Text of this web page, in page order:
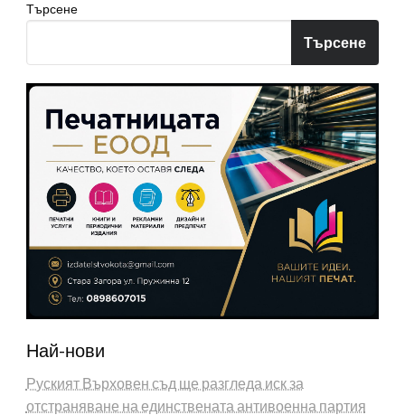
Търсене
Търсене
Най-нови
Руският Върховен съд ще разгледа иск за
отстраняване на единствената антивоенна партия